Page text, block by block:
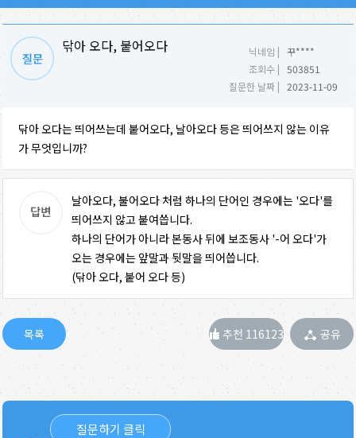
닉네임 | 꾸****
조회수 | 503851
질문한 날짜 | 2023-11-09
닦아 오다, 붙어오다
닦아 오다는 띄어쓰는데 붙어오다, 날아오다 등은 띄어쓰지 않는 이유
가 무엇입니까?
날아오다, 불어오다 처럼 하나의 단어인 경우에는 '오다'를
띄어쓰지 않고 붙여씁니다.
하나의 단어가 아니라 본동사 뒤에 보조동사 '-어 오다'가
오는 경우에는 앞말과 뒷말을 띄어씁니다.
(닦아 오다, 붙어 오다 등)
추천 116123 공유
질문하기 클릭